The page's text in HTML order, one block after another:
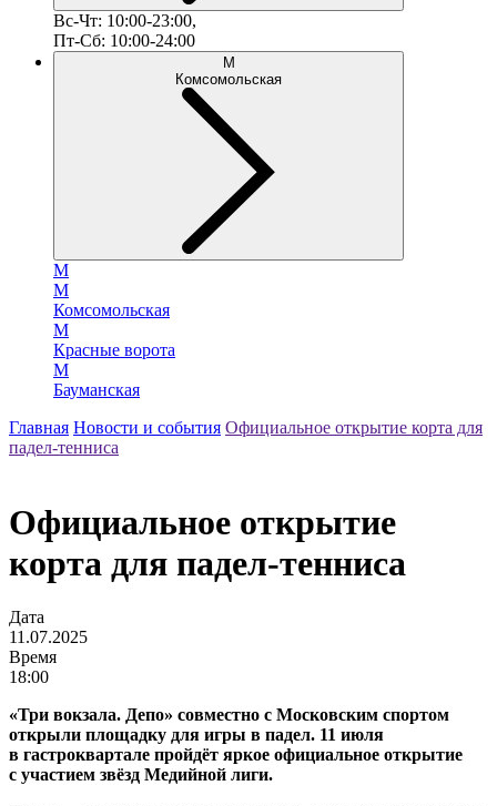
Вс-Чт: 10:00-23:00,
Пт-Сб: 10:00-24:00
М
Комсомольская
М
М
Комсомольская
М
Красные ворота
М
Бауманская
Главная Новости и события Официальное открытие корта для
падел-тенниса
Официальное открытие
корта для падел-тенниса
Дата
11.07.2025
Время
18:00
«Три вокзала. Депо» совместно с Московским спортом
открыли площадку для игры в падел. 11 июля
в гастроквартале пройдёт яркое официальное открытие
с участием звёзд Медийной лиги.